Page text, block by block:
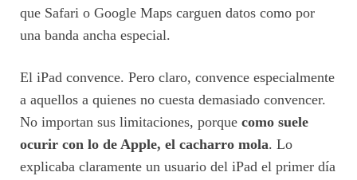
que Safari o Google Maps carguen datos como por
una banda ancha especial.
El iPad convence. Pero claro, convence especialmente
a aquellos a quienes no cuesta demasiado convencer.
No importan sus limitaciones, porque como suele
ocurir con lo de Apple, el cacharro mola. Lo
explicaba claramente un usuario del iPad el primer día